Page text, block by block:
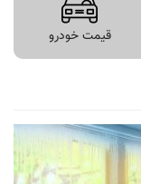
قیمت خودرو